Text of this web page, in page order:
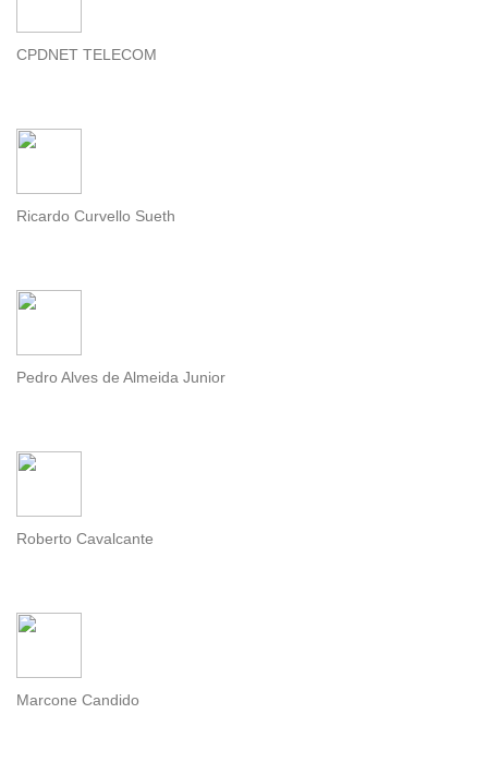
CPDNET TELECOM
Ricardo Curvello Sueth
Pedro Alves de Almeida Junior
Roberto Cavalcante
Marcone Candido